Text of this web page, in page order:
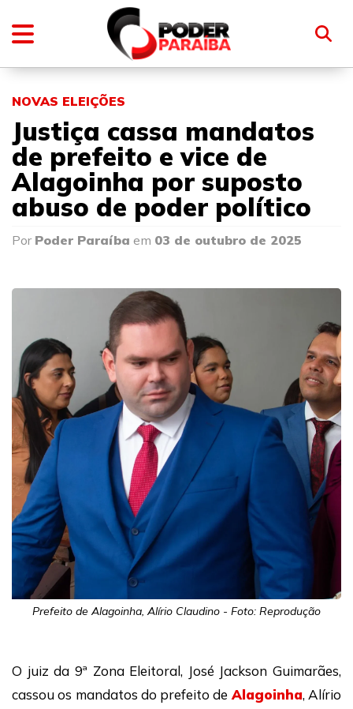
NOVAS ELEIÇÕES
Justiça cassa mandatos
de prefeito e vice de
Alagoinha por suposto
abuso de poder político
Por Poder Paraíba em 03 de outubro de 2025
Prefeito de Alagoinha, Alírio Claudino - Foto: Reprodução
O juiz da 9ª Zona Eleitoral, José Jackson Guimarães,
cassou os mandatos do prefeito de Alagoinha, Alírio